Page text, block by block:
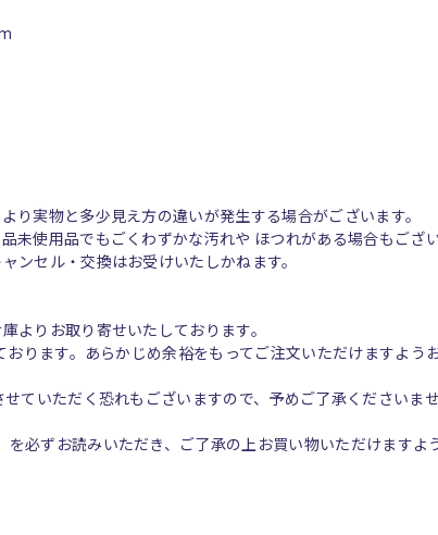
り実物と多少見え方の違いが発生する場合がございます。
未使用品でもごくわずかな汚れや ほつれがある場合もござ
ンセル・交換はお受けいたしかねます。
よりお取り寄せいたしております。
ります。あらかじめ余裕をもってご注文いただけますよう
ていただく恐れもございますので、予めご了承くださいま
必ずお読みいただき、ご了承の上お買い物いただけますよ